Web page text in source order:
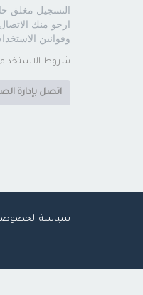
التسجيل مغلق
ارجو منك
وقوانين
شروط الاستخدام
اتصل بإدارة
سياسة